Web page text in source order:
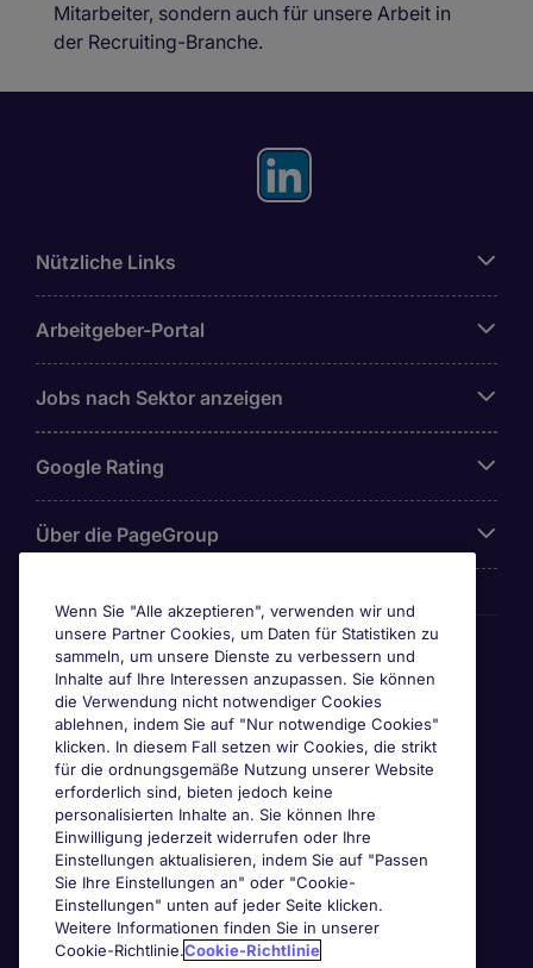
Mitarbeiter, sondern auch für unsere Arbeit in
der Recruiting-Branche.
Nützliche Links
Arbeitgeber-Portal
Jobs nach Sektor anzeigen
Google Rating
Über die PageGroup
Awards
Wenn Sie "Alle akzeptieren", verwenden wir und
unsere Partner Cookies, um Daten für Statistiken zu
sammeln, um unsere Dienste zu verbessern und
Inhalte auf Ihre Interessen anzupassen. Sie können
die Verwendung nicht notwendiger Cookies
ablehnen, indem Sie auf "Nur notwendige Cookies"
klicken. In diesem Fall setzen wir Cookies, die strikt
für die ordnungsgemäße Nutzung unserer Website
erforderlich sind, bieten jedoch keine
personalisierten Inhalte an. Sie können Ihre
Einwilligung jederzeit widerrufen oder Ihre
Einstellungen aktualisieren, indem Sie auf "Passen
Sie Ihre Einstellungen an" oder "Cookie-
Einstellungen" unten auf jeder Seite klicken.
Weitere Informationen finden Sie in unserer
Cookie-Richtlinie.Cookie-Richtlinie